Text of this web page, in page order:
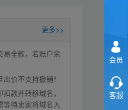
更多>>
易全款，若账户余
价不支持撤销！
款并转移域名，
等待卖家将域名入
会员
客服